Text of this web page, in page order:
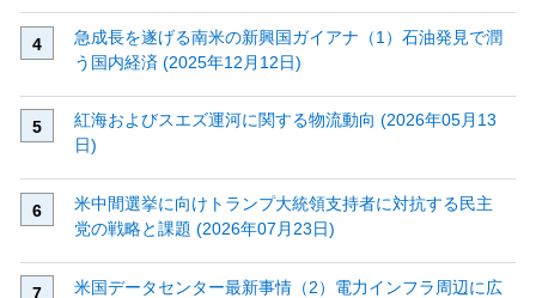
急成長を遂げる南米の新興国ガイアナ（1）石油発見で潤
う国内経済 (2025年12月12日)
紅海およびスエズ運河に関する物流動向 (2026年05月13
日)
米中間選挙に向けトランプ大統領支持者に対抗する民主
党の戦略と課題 (2026年07月23日)
米国データセンター最新事情（2）電力インフラ周辺に広